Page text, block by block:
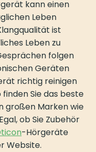
kann einen
Leben
ist
Leben zu
folgen
Geräten
richtig reinigen
Sie das beste
großen Marken wie
ob Sie Zubehör
-Hörgeräte
Website.